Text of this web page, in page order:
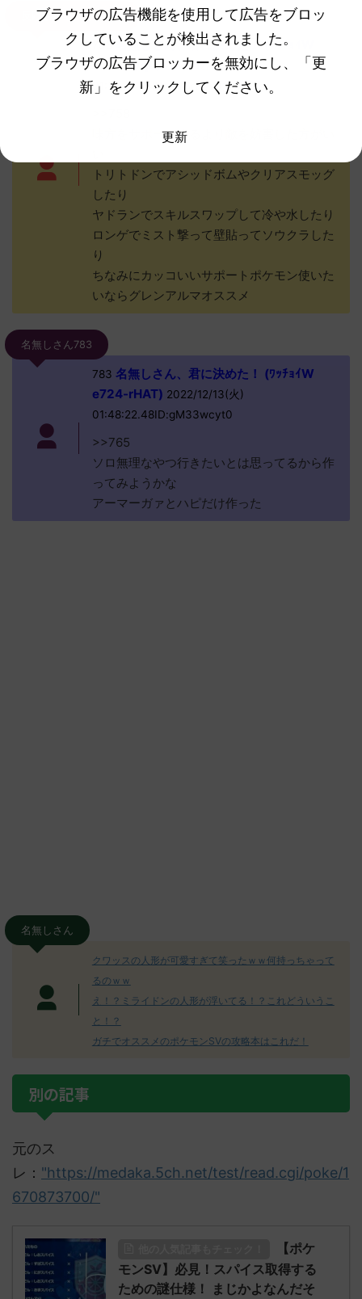
反応される人さん765
765名無しさん、君に決めた！ (ﾜｯﾁｮｲW
a724-c/qL)2022/12/13(火)
01:38:15.74ID:ZwGrt2Al0>>783
味方をサポートするより敵を妨害した方がい
トリトドンでアシッドボムやクリアスモッグ
したり
ヤドランでスキルスワップして冷や水したり
ロンゲでミスト撃って壁貼ってソウクラした
り
ちなみにカッコいいサポートポケモン使いた
いならグレンアルマオススメ
名無しさん783
783 名無しさん、君に決めた！ (ﾜｯﾁｮｲW
e724-rHAT) 2022/12/13(火)
01:48:22.48ID:gM33wcyt0
>>765
ソロ無理なやつ行きたいとは思ってるから作
ってみようかな
アーマーガァとハピだけ作った
名無しさん
クワッスの人形が可愛すぎて笑ったｗｗ何持っちゃって
るのｗｗ
え！？ミライドンの人形が浮いてる！？これどういうこ
と！？
ガチでオススメのポケモンSVの攻略本はこれだ！
別の記事
元のス
レ： "https://medaka.5ch.net/test/read.cgi/poke/1
670873700/"
【ポケ
モンSV】必見！スパイス取得する
ための謎仕様！ まじかよなんだそ
ブラウザの広告機能を使用して広告をブロッ
クしていることが検出されました。
ブラウザの広告ブロッカーを無効にし、「更
新」をクリックしてください。
更新